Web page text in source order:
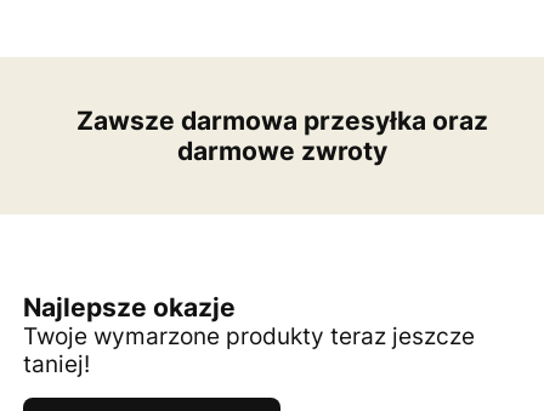
Zawsze darmowa przesyłka oraz
darmowe zwroty
Najlepsze okazje
Twoje wymarzone produkty teraz jeszcze
taniej!